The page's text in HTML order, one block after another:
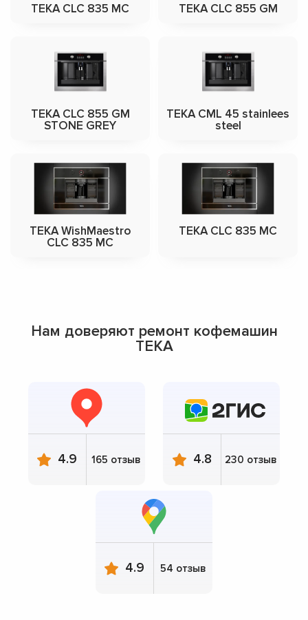
TEKA CLC 835 MC TEKA CLC 855 GM
TEKA CLC 855 GM
STONE GREY
TEKA CML 45 stainlees
steel
TEKA WishMaestro
CLC 835 MC
TEKA CLC 835 MC
Нам доверяют ремонт кофемашин
TEKA
4.9 165 отзыв 4.8 230 отзыв
4.9 54 отзыв